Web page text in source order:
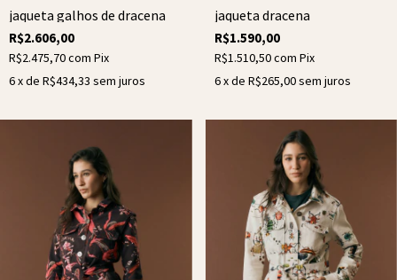
jaqueta galhos de dracena
R$2.606,00
R$2.475,70com Pix
6x de R$434,33 sem juros
jaqueta dracena
R$1.590,00
R$1.510,50com Pix
6x de R$265,00sem juros